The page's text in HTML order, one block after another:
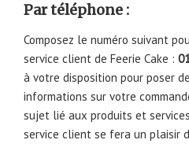
Par téléphone :
Composez le numéro suivant
service client de Feerie Cake :
à votre disposition pour poser
informations sur votre
sujet lié aux produits et services
service client se fera un plaisir